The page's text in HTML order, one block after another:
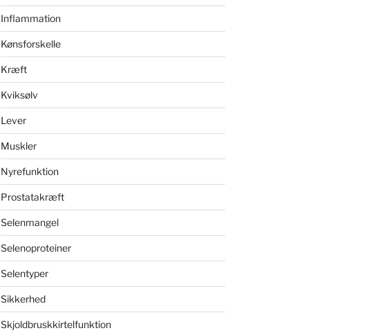
Inflammation
Kønsforskelle
Kræft
Kviksølv
Lever
Muskler
Nyrefunktion
Prostatakræft
Selenmangel
Selenoproteiner
Selentyper
Sikkerhed
Skjoldbruskkirtelfunktion